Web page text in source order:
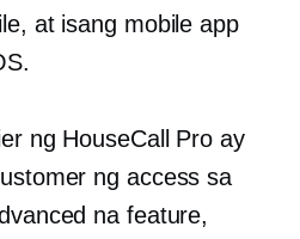
at isang mobile app
ng HouseCall Pro ay
ng access sa
na feature,